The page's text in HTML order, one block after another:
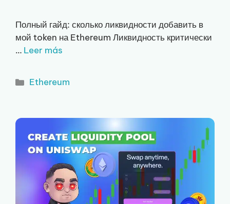
Полный гайд: сколько ликвидности добавить в
мой token на Ethereum Ликвидность критически
… Leer más
Рубрики
Ethereum